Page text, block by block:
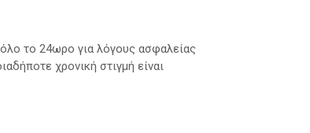
το 24ωρο για λόγους ασφαλείας
χρονική στιγμή είναι